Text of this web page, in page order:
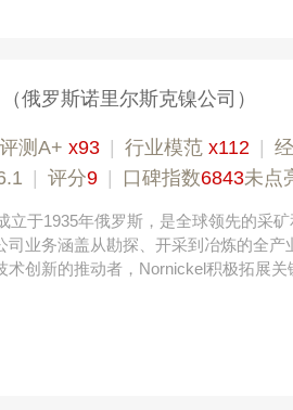
（俄罗斯诺里尔斯克镍公司）
测A+ x93 行业模范 x112
评分9 口碑指数6843未点
立于1935年俄罗斯，是全球领先的采
业务涵盖从勘探、开采到冶炼的全产
创新的推动者，Nornickel积极拓展关